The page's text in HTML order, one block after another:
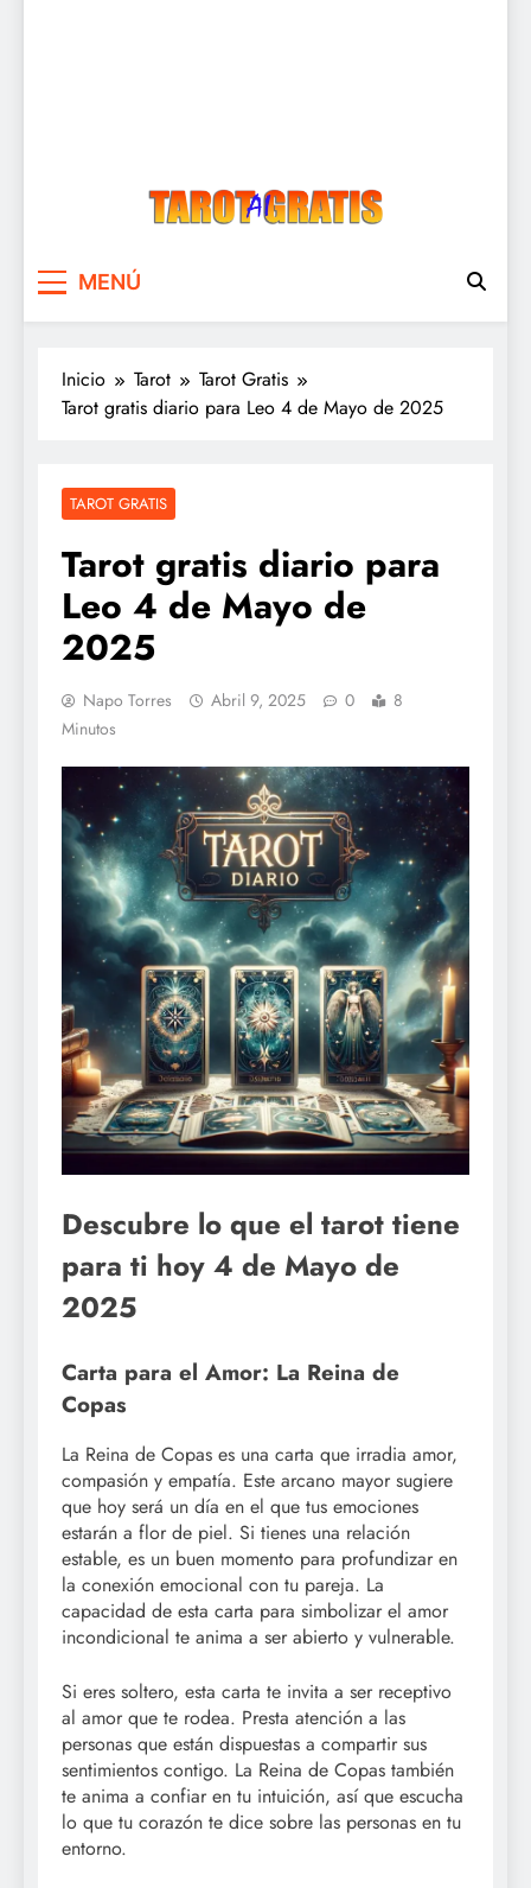
MENÚ
Inicio Tarot
Tarot Gratis
Tarot gratis diario para Leo 4 de Mayo de 2025
TAROT GRATIS
Tarot gratis diario para
Leo 4 de Mayo de
2025
Napo Torres Abril 9, 2025 0
8
Minutos
Descubre lo que el tarot tiene
para ti hoy 4 de Mayo de
2025
Carta para el Amor: La Reina de
Copas
La Reina de Copas es una carta que irradia amor,
compasión y empatía. Este arcano mayor sugiere
que hoy será un día en el que tus emociones
estarán a flor de piel. Si tienes una relación
estable, es un buen momento para profundizar en
la conexión emocional con tu pareja. La
capacidad de esta carta para simbolizar el amor
incondicional te anima a ser abierto y vulnerable.
Si eres soltero, esta carta te invita a ser receptivo
al amor que te rodea. Presta atención a las
personas que están dispuestas a compartir sus
sentimientos contigo. La Reina de Copas también
te anima a confiar en tu intuición, así que escucha
lo que tu corazón te dice sobre las personas en tu
entorno.